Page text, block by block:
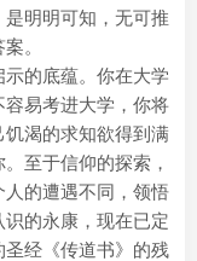
明明可知，无可推
。
的底蕴。你在大学
易考进大学，你将
渴的求知欲得到满
至于信仰的探索，
的遭遇不同，领悟
的永康，现在已定
经《传道书》的残